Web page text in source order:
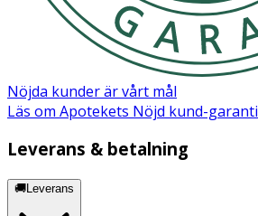
Nöjda kunder är vårt mål
Läs om Apotekets Nöjd kund-garanti
Leverans & betalning
🚚Leverans